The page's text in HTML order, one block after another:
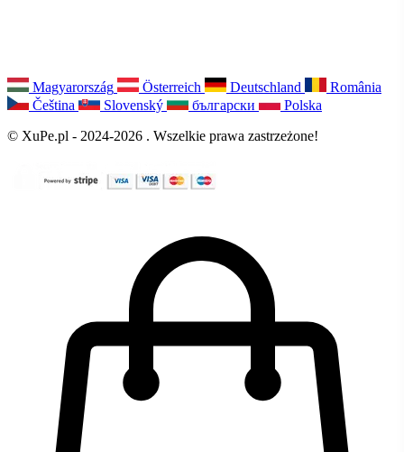
Magyarország Österreich Deutschland
România
Čeština
Slovenský български
Polska
© XuPe.pl - 2024-2026 . Wszelkie prawa zastrzeżone!